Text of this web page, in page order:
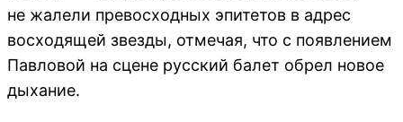
не жалели превосходных эпитетов в адрес
восходящей звезды, отмечая, что с появлением
Павловой на сцене русский балет обрел новое
дыхание.